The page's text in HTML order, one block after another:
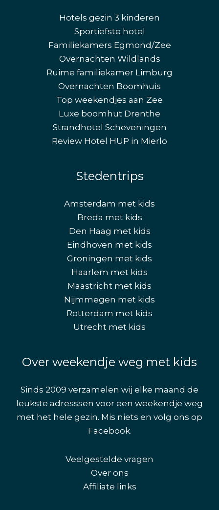
Hotels gezin 3 kinderen
Sportiefste hotel
Familiekamers Egmond/Zee
Overnachten Wildlands
Ruime familiekamer Limburg
Overnachten Boomhuis
Top weekendjes aan Zee
Luxe boomhut Drenthe
Strandhotel Scheveningen
Review Hotel HUP in Mierlo
Stedentrips
Amsterdam met kids
Breda met kids
Den Haag met kids
Eindhoven met kids
Groningen met kids
Haarlem met kids
Maastricht met kids
Nijmmegen met kids
Rotterdam met kids
Utrecht met kids
Over weekendje weg met kids
Sinds 2009 verzamelen wij elke maand de
leukste adresssen voor een weekendje weg
met het hele gezin. Mis niets en volg ons op
Facebook.
Veelgestelde vragen
Over ons
Affiliate links